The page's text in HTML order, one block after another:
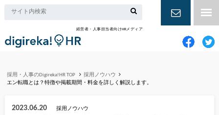
経営者・人事担当者向けHRメディア
お問い合
採用・人事のDigireka!HR TOP
採用ノウハウ
エン転職とは？特徴や掲載期間・料金を詳しく解説します。
2023.06.20 採用ノウハウ